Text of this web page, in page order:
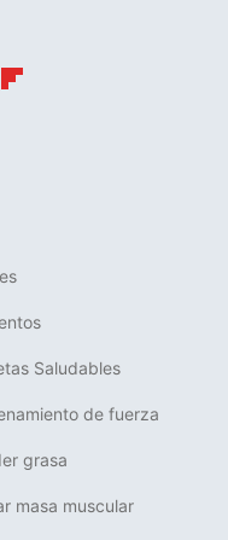
Saludables
de fuerza
grasa
masa muscular